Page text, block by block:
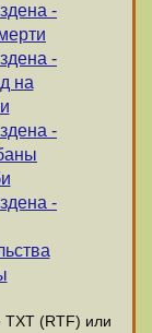
-
-
на
-
-
ТХТ (RTF) или